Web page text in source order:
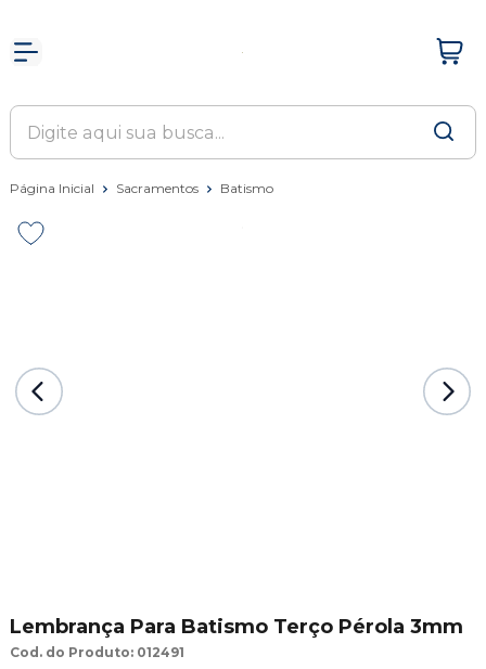
Página Inicial Sacramentos Batismo
Lembrança Para Batismo Terço Pérola 3mm
Cod. do Produto: 012491